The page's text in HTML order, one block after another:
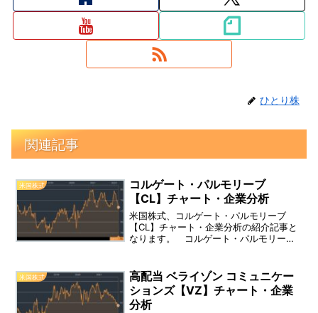
ひとり株
関連記事
米国株式
コルゲート・パルモリーブ
【CL】チャート・企業分析
米国株式、コルゲート・パルモリーブ
【CL】チャート・企業分析の紹介記事と
なります。 コルゲート・パルモリーブ
費財メーカーとなります。 事業内容：
経口・パーソナルとホームケア・ペット
ニュートリションの2つの製品セグメント
で事業を展開。
米国株式
高配当 ベライゾン コミュニケー
ションズ【VZ】チャート・企業
分析